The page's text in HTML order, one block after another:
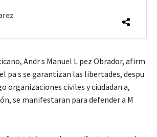
Andr s Manuel L pez Obrador, afirm
pa s se garantizan las libertades, despu
organizaciones civiles y ciudadan a,
se manifestaran para defender a M